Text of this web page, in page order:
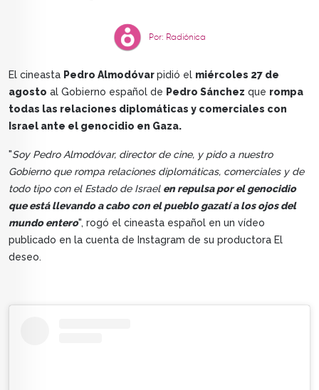
Por: Radiónica
El cineasta Pedro Almodóvarpidió el miércoles 27 de
agosto al Gobierno español de Pedro Sánchez que rompa
todas las relaciones diplomáticas y comerciales con
Israel ante el genocidio en Gaza.
"Soy Pedro Almodóvar, director de cine, y pido a nuestro
Gobierno que rompa relaciones diplomáticas, comerciales y de
todo tipo con el Estado de Israel en repulsa por el genocidio
que está llevando a cabo con el pueblo gazatí a los ojos del
mundo entero", rogó el cineasta español en un vídeo
publicado en la cuenta de Instagram de su productora El
deseo.